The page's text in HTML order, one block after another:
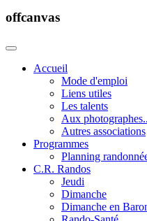
offcanvas
Accueil
Mode d'emploi
Liens utiles
Les talents
Aux
Autres associations
Programmes
Planning
C.R. Randos
Jeudi
Dimanche
Dimanche en